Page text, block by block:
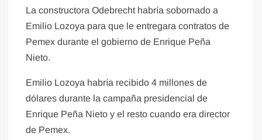
La constructora Odebrecht habría sobornado a
Emilio Lozoya para que le entregara contratos de
Pemex durante el gobierno de Enrique Peña
Nieto.
Emilio Lozoya habría recibido 4 millones de
dólares durante la campaña presidencial de
Enrique Peña Nieto y el resto cuando era director
de Pemex.